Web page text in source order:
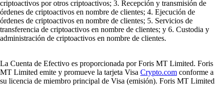
criptoactivos por otros criptoactivos; 3. Recepción y transmisión de
órdenes de criptoactivos en nombre de clientes; 4. Ejecución de
órdenes de criptoactivos en nombre de clientes; 5. Servicios de
transferencia de criptoactivos en nombre de clientes; y 6. Custodia y
administración de criptoactivos en nombre de clientes.
La Cuenta de Efectivo es proporcionada por Foris MT Limited. Foris
MT Limited emite y promueve la tarjeta Visa Crypto.com conforme a
su licencia de miembro principal de Visa (emisión). Foris MT Limited